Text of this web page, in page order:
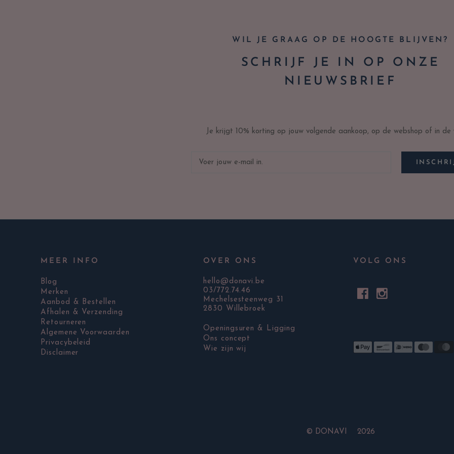
WIL JE GRAAG OP DE HOOGTE BLIJVEN?
SCHRIJF JE IN OP ONZE
NIEUWSBRIEF
Je krijgt 10% korting op jouw volgende aankoop, op de webshop of in de
MEER INFO
Blog
Merken
Aanbod & Bestellen
Afhalen & Verzending
Retourneren
Algemene Voorwaarden
Privacybeleid
Disclaimer
OVER ONS
hello@donavi.be
03/772.74.46
Mechelsesteenweg 31
2830 Willebroek
Openingsuren & Ligging
Ons concept
Wie zijn wij
VOLG ONS
© DONAVI 2026